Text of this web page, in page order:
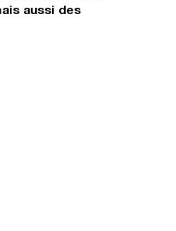
aussi des